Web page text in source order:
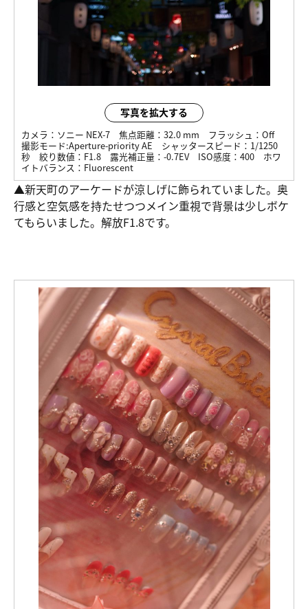
写真を拡大する
カメラ： ソニー NEX-7 焦点距離： 32.0 mm フラッシュ： Off
撮影モード:Aperture-priority AE シャッタースピード： 1/1250
秒
絞り数値： F1.8 露光補正量： -0.7EV ISO感度： 400
ホワ
イトバランス： Fluorescent
▲新天町のアーケードが涼しげに飾られていました。奥
行感と空気感を持たせつつメイン重視で背景は少しボケ
てもらいました。解放F1.8です。